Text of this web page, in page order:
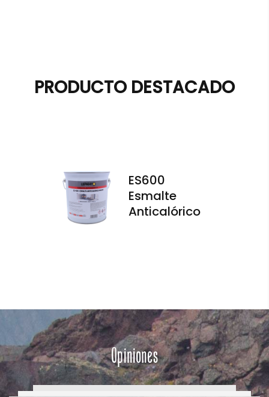
PRODUCTO DESTACADO
ES600
Esmalte
Anticalórico
Opiniones